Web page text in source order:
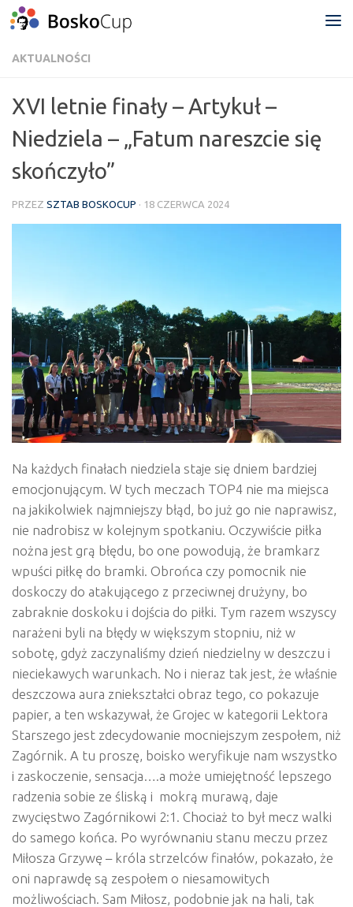
Przejdź do treści
AKTUALNOŚCI
XVI letnie finały – Artykuł –
Niedziela – „Fatum nareszcie się
skończyło”
PRZEZ SZTAB BOSKOCUP · 18 CZERWCA 2024
Na każdych finałach niedziela staje się dniem bardziej
emocjonującym. W tych meczach TOP4 nie ma miejsca
na jakikolwiek najmniejszy błąd, bo już go nie naprawisz,
nie nadrobisz w kolejnym spotkaniu. Oczywiście piłka
nożna jest grą błędu, bo one powodują, że bramkarz
wpuści piłkę do bramki. Obrońca czy pomocnik nie
doskoczy do atakującego z przeciwnej drużyny, bo
zabraknie doskoku i dojścia do piłki. Tym razem wszyscy
narażeni byli na błędy w większym stopniu, niż w
sobotę, gdyż zaczynaliśmy dzień niedzielny w deszczu i
nieciekawych warunkach. No i nieraz tak jest, że właśnie
deszczowa aura zniekształci obraz tego, co pokazuje
papier, a ten wskazywał, że Grojec w kategorii Lektora
Starszego jest zdecydowanie mocniejszym zespołem, niż
Zagórnik. A tu proszę, boisko weryfikuje nam wszystko
i zaskoczenie, sensacja….a może umiejętność lepszego
radzenia sobie ze śliską i mokrą murawą, daje
zwycięstwo Zagórnikowi 2:1. Chociaż to był mecz walki
do samego końca. Po wyrównaniu stanu meczu przez
Miłosza Grzywę – króla strzelców finałów, pokazało, że
oni naprawdę są zespołem o niesamowitych
możliwościach. Sam Miłosz, podobnie jak na hali, tak